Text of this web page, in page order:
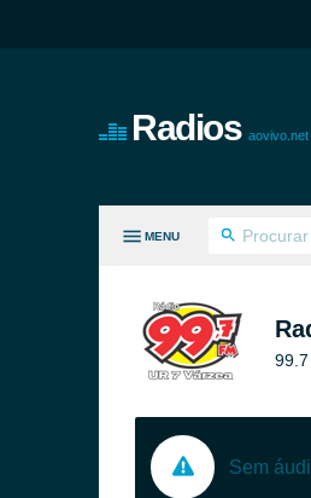
Radios aovivo.net
MENU
Sem